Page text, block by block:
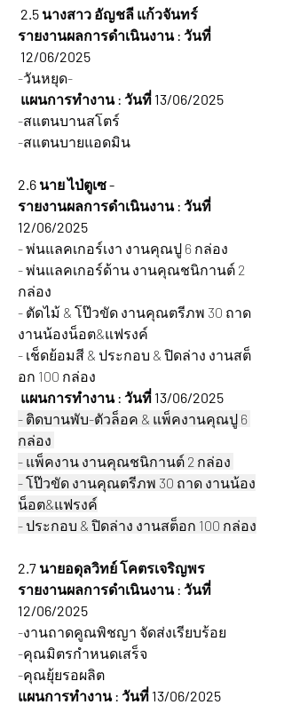
2.5 นางสาว อัญชลี แก้วจันทร์
รายงานผลการดำเนินงาน : วันที่
12/06/2025
-วันหยุด-
แผนการทำงาน : วันที่ 13/06/2025
-สแตนบานสโตร์
-สแตนบายแอดมิน
2.6 นาย ไป่ตูเซ -
รายงานผลการดำเนินงาน : วันที่
12/06/2025
- พ่นแลคเกอร์เงา งานคุณปู 6 กล่อง
- พ่นแลคเกอร์ด้าน งานคุณชนิกานต์ 2
กล่อง
- ตัดไม้ & โป๊วขัด งานคุณตรีภพ 30 ถาด
งานน้องน็อต&แฟรงค์
- เช็ดย้อมสี & ประกอบ & ปิดล่าง งานสต็
อก 100 กล่อง
แผนการทำงาน : วันที่ 13/06/2025
- ติดบานพับ-ตัวล็อค & แพ็คงานคุณปู 6
กล่อง
- แพ็คงาน งานคุณชนิกานต์ 2 กล่อง
- โป๊วขัด งานคุณตรีภพ 30 ถาด งานน้อง
น็อต&แฟรงค์
- ประกอบ & ปิดล่าง งานสต็อก 100 กล่อง
2.7 นายอดุลวิทย์ โคตรเจริญพร
รายงานผลการดำเนินงาน : วันที่
12/06/2025
-งานถาดคูณพิชญา จัดส่งเรียบร้อย
-คุณมิตรกำหนดเสร็จ
-คุณยุ้ยรอผลิต
แผนการทำงาน : วันที่ 13/06/2025